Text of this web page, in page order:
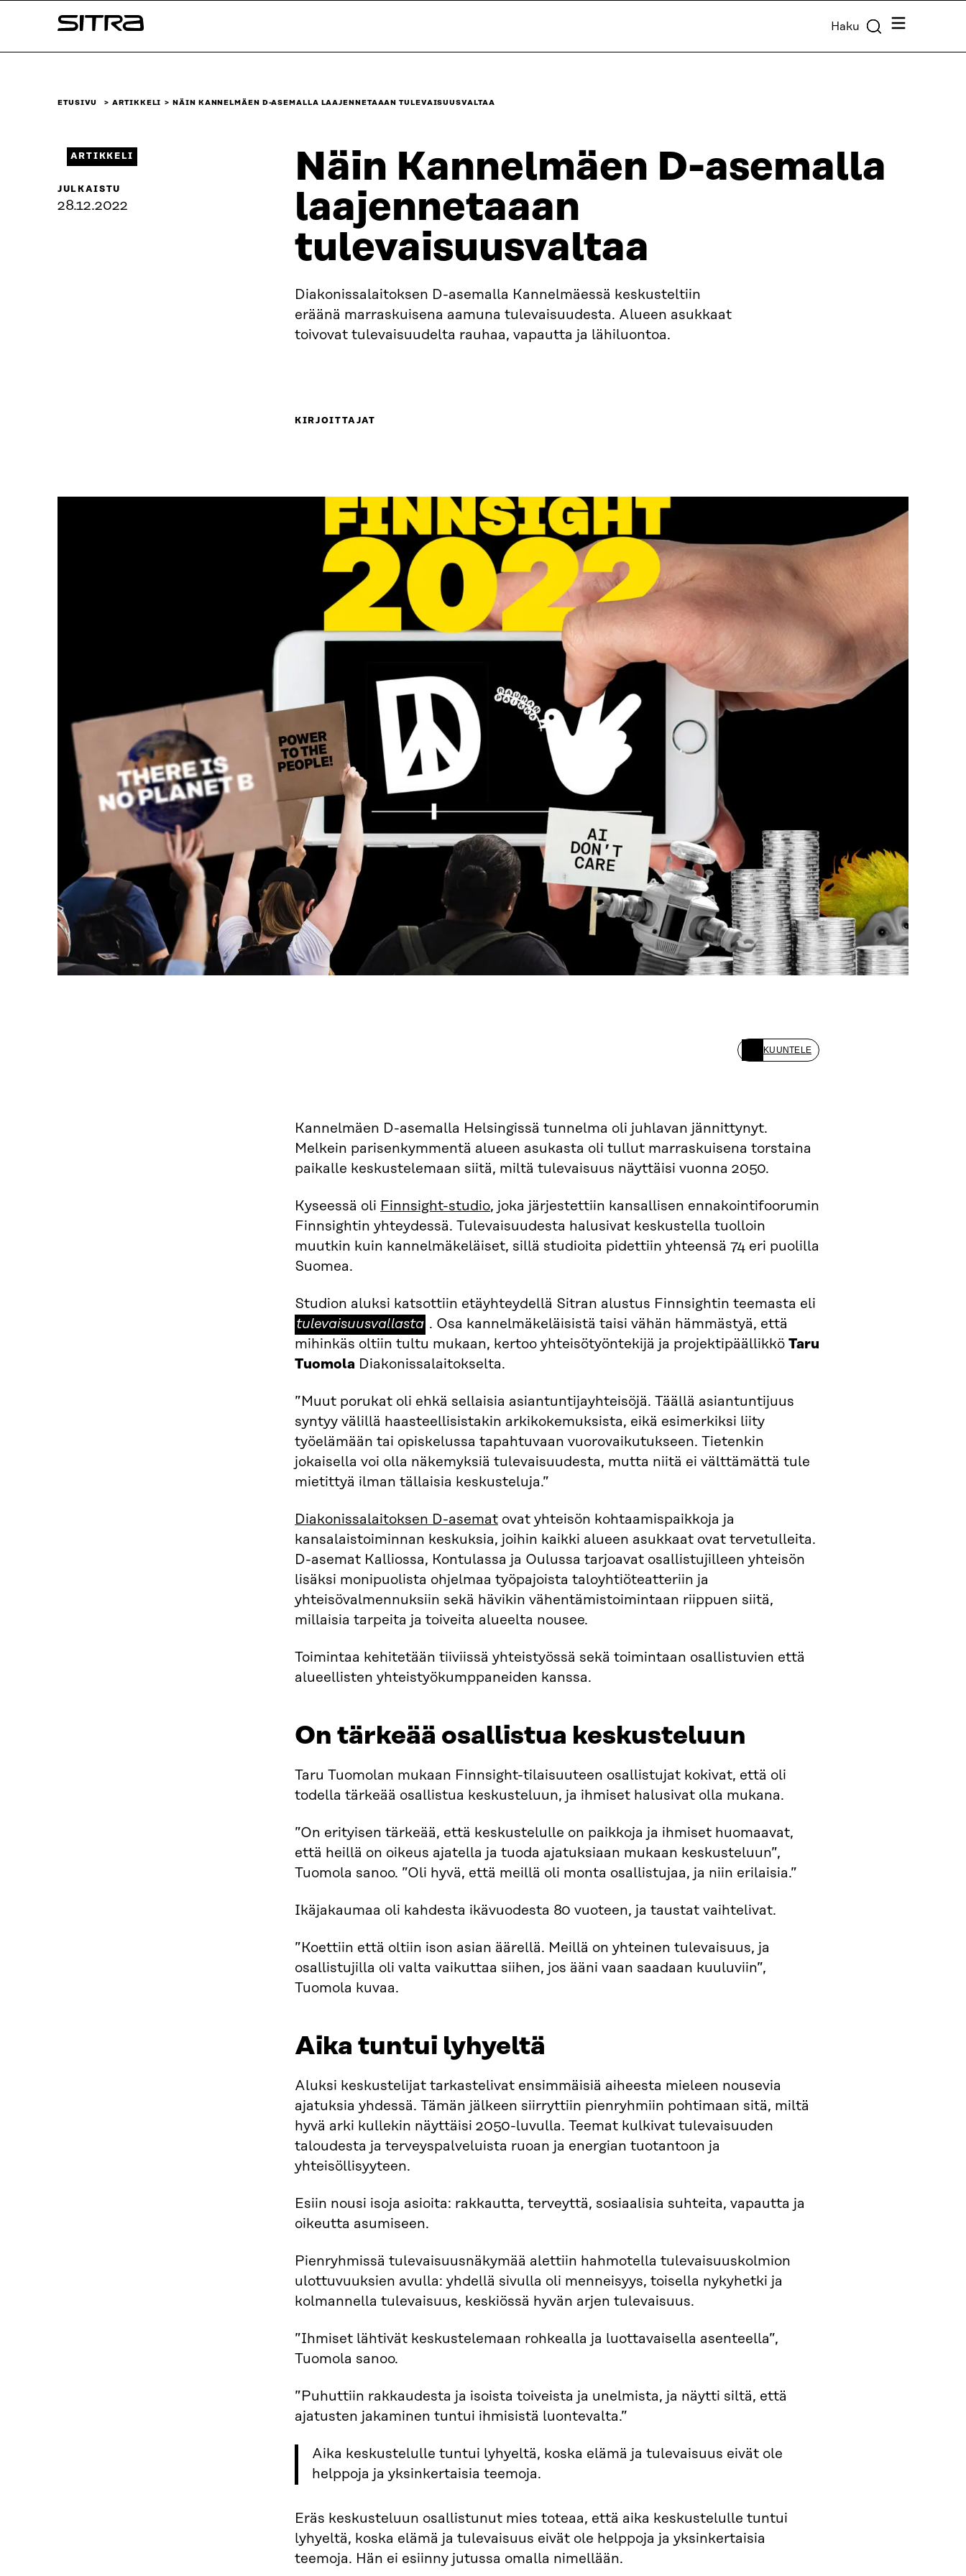
sisältöön
Sitra Haku Valikko
ETUSIVU ARTIKKELI NÄIN KANNELMÄEN D-ASEMALLA LAAJENNETAAAN TULEVAISUUSVALTAA
Näin Kannelmäen D-asemalla
laajennetaaan
tulevaisuusvaltaa
Diakonissalaitoksen D-asemalla Kannelmäessä keskusteltiin
eräänä marraskuisena aamuna tulevaisuudesta. Alueen asukkaat
toivovat tulevaisuudelta rauhaa, vapautta ja lähiluontoa.
ARTIKKELI
JULKAISTU
28.12.2022
KIRJOITTAJAT
KUUNTELE
Kannelmäen D-asemalla Helsingissä tunnelma oli juhlavan jännittynyt.
Melkein parisenkymmentä alueen asukasta oli tullut marraskuisena torstaina
paikalle keskustelemaan siitä, miltä tulevaisuus näyttäisi vuonna 2050.
Kyseessä oli Finnsight-studio, joka järjestettiin kansallisen ennakointifoorumin
Finnsightin yhteydessä. Tulevaisuudesta halusivat keskustella tuolloin
muutkin kuin kannelmäkeläiset, sillä studioita pidettiin yhteensä 74 eri puolilla
Suomea.
Studion aluksi katsottiin etäyhteydellä Sitran alustus Finnsightin teemasta eli
tulevaisuusvallasta . Osa kannelmäkeläisistä taisi vähän hämmästyä, että
mihinkäs oltiin tultu mukaan, kertoo yhteisötyöntekijä ja projektipäällikkö Taru
Tuomola Diakonissalaitokselta.
”Muut porukat oli ehkä sellaisia asiantuntijayhteisöjä. Täällä asiantuntijuus
syntyy välillä haasteellisistakin arkikokemuksista, eikä esimerkiksi liity
työelämään tai opiskelussa tapahtuvaan vuorovaikutukseen. Tietenkin
jokaisella voi olla näkemyksiä tulevaisuudesta, mutta niitä ei välttämättä tule
mietittyä ilman tällaisia keskusteluja.”
Diakonissalaitoksen D-asemat ovat yhteisön kohtaamispaikkoja ja
kansalaistoiminnan keskuksia, joihin kaikki alueen asukkaat ovat tervetulleita.
D-asemat Kalliossa, Kontulassa ja Oulussa tarjoavat osallistujilleen yhteisön
lisäksi monipuolista ohjelmaa työpajoista taloyhtiöteatteriin ja
yhteisövalmennuksiin sekä hävikin vähentämistoimintaan riippuen siitä,
millaisia tarpeita ja toiveita alueelta nousee.
Toimintaa kehitetään tiiviissä yhteistyössä sekä toimintaan osallistuvien että
alueellisten yhteistyökumppaneiden kanssa.
On tärkeää osallistua keskusteluun
Taru Tuomolan mukaan Finnsight-tilaisuuteen osallistujat kokivat, että oli
todella tärkeää osallistua keskusteluun, ja ihmiset halusivat olla mukana.
”On erityisen tärkeää, että keskustelulle on paikkoja ja ihmiset huomaavat,
että heillä on oikeus ajatella ja tuoda ajatuksiaan mukaan keskusteluun”,
Tuomola sanoo. ”Oli hyvä, että meillä oli monta osallistujaa, ja niin erilaisia.”
Ikäjakaumaa oli kahdesta ikävuodesta 80 vuoteen, ja taustat vaihtelivat.
”Koettiin että oltiin ison asian äärellä. Meillä on yhteinen tulevaisuus, ja
osallistujilla oli valta vaikuttaa siihen, jos ääni vaan saadaan kuuluviin”,
Tuomola kuvaa.
Aika tuntui lyhyeltä
Aluksi keskustelijat tarkastelivat ensimmäisiä aiheesta mieleen nousevia
ajatuksia yhdessä. Tämän jälkeen siirryttiin pienryhmiin pohtimaan sitä, miltä
hyvä arki kullekin näyttäisi 2050-luvulla. Teemat kulkivat tulevaisuuden
taloudesta ja terveyspalveluista ruoan ja energian tuotantoon ja
yhteisöllisyyteen.
Esiin nousi isoja asioita: rakkautta, terveyttä, sosiaalisia suhteita, vapautta ja
oikeutta asumiseen.
Pienryhmissä tulevaisuusnäkymää alettiin hahmotella tulevaisuuskolmion
ulottuvuuksien avulla: yhdellä sivulla oli menneisyys, toisella nykyhetki ja
kolmannella tulevaisuus, keskiössä hyvän arjen tulevaisuus.
”Ihmiset lähtivät keskustelemaan rohkealla ja luottavaisella asenteella”,
Tuomola sanoo.
”Puhuttiin rakkaudesta ja isoista toiveista ja unelmista, ja näytti siltä, että
ajatusten jakaminen tuntui ihmisistä luontevalta.”
Aika keskustelulle tuntui lyhyeltä, koska elämä ja tulevaisuus eivät ole
helppoja ja yksinkertaisia teemoja.
Eräs keskusteluun osallistunut mies toteaa, että aika keskustelulle tuntui
lyhyeltä, koska elämä ja tulevaisuus eivät ole helppoja ja yksinkertaisia
teemoja. Hän ei esiinny jutussa omalla nimellään.